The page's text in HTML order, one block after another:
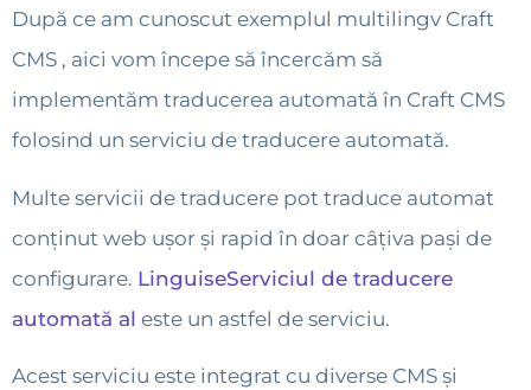
După ce am cunoscut exemplul multilingv Craft
CMS , aici vom începe să încercăm să
implementăm traducerea automată în Craft CMS
folosind un serviciu de traducere automată.
Multe servicii de traducere pot traduce automat
conținut web ușor și rapid în doar câțiva pași de
configurare. LinguiseServiciul de traducere
automată al este un astfel de serviciu.
Acest serviciu este integrat cu diverse CMS și